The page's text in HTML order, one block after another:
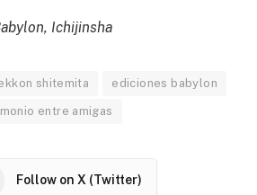
Ichijinsha
shitemita ediciones babylon
entre amigas
Follow on X (Twitter)